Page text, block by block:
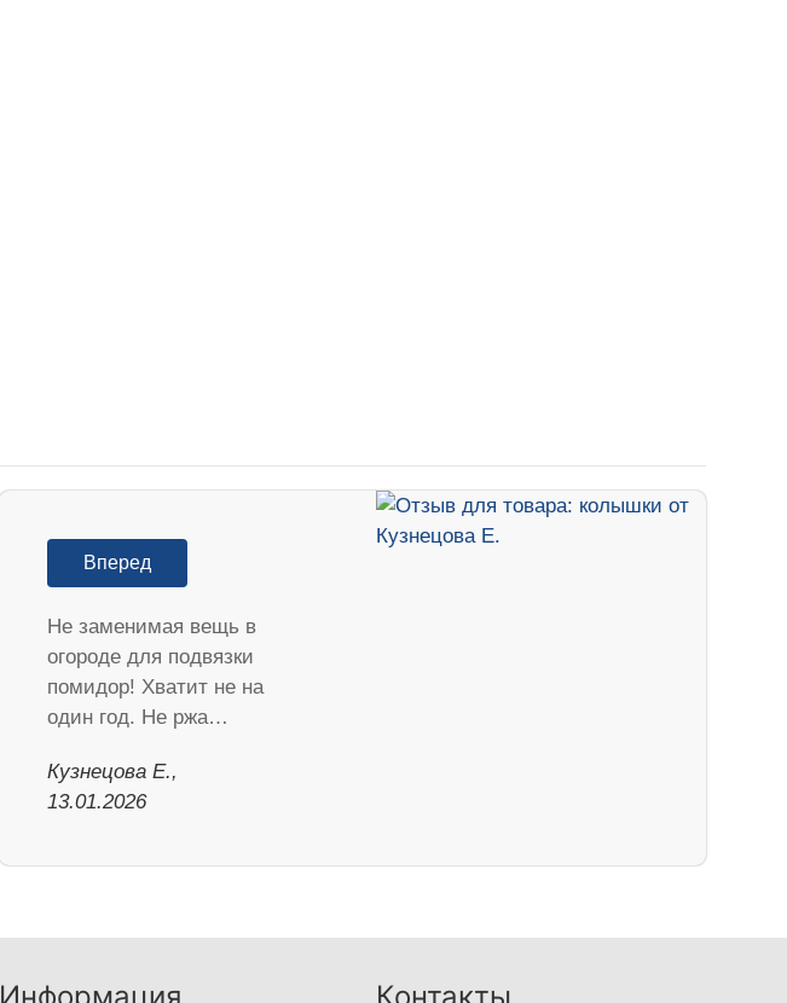
Вперед
Не заменимая вещь в
огороде для подвязки
помидор! Хватит не на
один год. Не ржа…
Кузнецова Е.,
13.01.2026
Информация Контакты